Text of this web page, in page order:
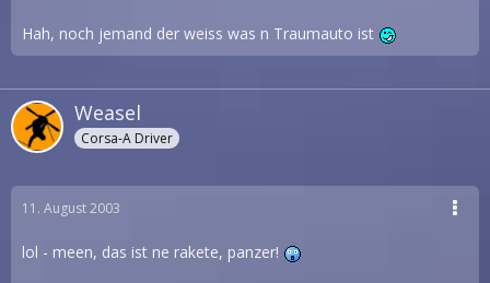
Hah, noch jemand der weiss was n Traumauto ist
Weasel
Corsa-A Driver
11. August 2003
lol - meen, das ist ne rakete, panzer!